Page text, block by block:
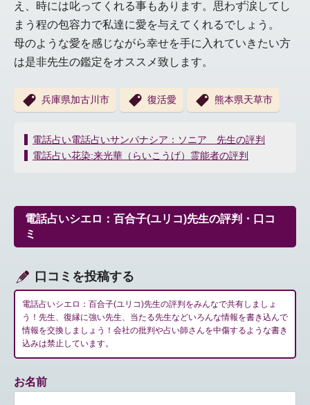
え、時には叱ってくれる事もあります。思わず涙してし
まう程の包容力で私達に愛を与えてくれるでしょう。
母のような愛を感じながら幸せを手に入れていきたい方
は是非先生の鑑定をオススメ致します。
兵庫県加古川市 復活愛 熊本県天草市
投
稿
ー
シ
ョ
電話占い電話占いサンパナシア：ソニア 先生の評判
電話占い花染:来光華（らいこうげ）霊能者の評判
電話占いシエロ：百合子(ユリコ)先生の評判・口コ
ミ
口コミを投稿する
電話占いシエロ：百合子(ユリコ)先生の評判をみんなで共有しましょ
う！先生、復縁に強い先生、当たる先生などいろんな情報を書き込んで
情報を交換しましょう！会社の批判や占い師さんを中傷するような書き
込みは禁止しています。
お名前